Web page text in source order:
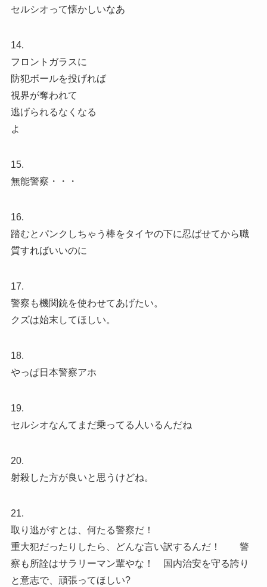
セルシオって懐かしいなあ
14.
フロントガラスに
防犯ボールを投げれば
視界が奪われて
逃げられるなくなる
よ
15.
無能警察・・・
16.
踏むとパンクしちゃう棒をタイヤの下に忍ばせてから職
質すればいいのに
17.
警察も機関銃を使わせてあげたい。
クズは始末してほしい。
18.
やっぱ日本警察アホ
19.
セルシオなんてまだ乗ってる人いるんだね
20.
射殺した方が良いと思うけどね。
21.
取り逃がすとは、何たる警察だ！
重大犯だったりしたら、どんな言い訳するんだ！ 警
察も所詮はサラリーマン輩やな！ 国内治安を守る誇り
と意志で、頑張ってほしい?